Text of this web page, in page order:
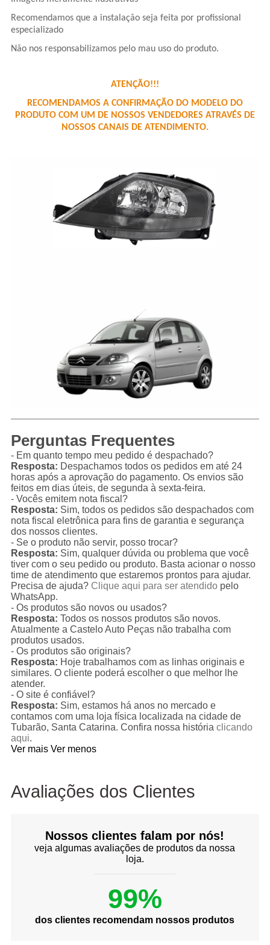
Recomendamos que a instalação seja feita por profissional
especializado
Não nos responsabilizamos pelo mau uso do produto.
ATENÇÃO!!!
RECOMENDAMOS A CONFIRMAÇÃO DO MODELO DO
PRODUTO COM UM DE NOSSOS VENDEDORES ATRAVÉS DE
NOSSOS CANAIS DE ATENDIMENTO.
Perguntas Frequentes
- Em quanto tempo meu pedido é despachado?
Resposta: Despachamos todos os pedidos em até 24
horas após a aprovação do pagamento. Os envios são
feitos em dias úteis, de segunda à sexta-feira.
- Vocês emitem nota fiscal?
Resposta: Sim, todos os pedidos são despachados com
nota fiscal eletrônica para fins de garantia e segurança
dos nossos clientes.
- Se o produto não servir, posso trocar?
Resposta: Sim, qualquer dúvida ou problema que você
tiver com o seu pedido ou produto. Basta acionar o nosso
time de atendimento que estaremos prontos para ajudar.
Precisa de ajuda? Clique aqui para ser atendidopelo
WhatsApp.
- Os produtos são novos ou usados?
Resposta: Todos os nossos produtos são novos.
Atualmente a Castelo Auto Peças não trabalha com
produtos usados.
- Os produtos são originais?
Resposta: Hoje trabalhamos com as linhas originais e
similares. O cliente poderá escolher o que melhor lhe
atender.
- O site é confiável?
Resposta: Sim, estamos há anos no mercado e
contamos com uma loja física localizada na cidade de
Tubarão, Santa Catarina. Confira nossa história clicando
aqui.
Ver mais Ver menos
Avaliações dos Clientes
Nossos clientes falam por nós!
veja algumas avaliações de produtos da nossa
loja.
99%
dos clientes recomendam nossos produtos